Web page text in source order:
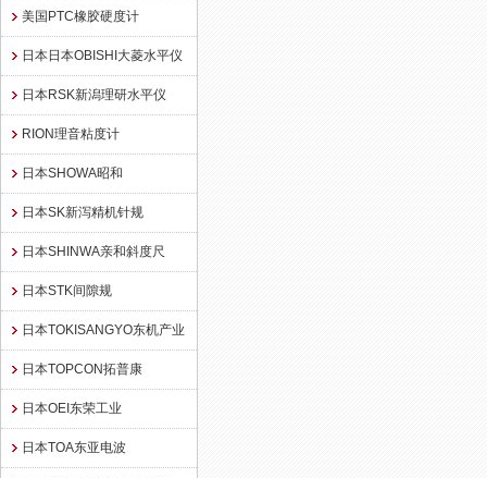
美国PTC橡胶硬度计
日本日本OBISHI大菱水平仪
日本RSK新潟理研水平仪
RION理音粘度计
日本SHOWA昭和
日本SK新泻精机针规
日本SHINWA亲和斜度尺
日本STK间隙规
日本TOKISANGYO东机产业
日本TOPCON拓普康
日本OEI东荣工业
日本TOA东亚电波